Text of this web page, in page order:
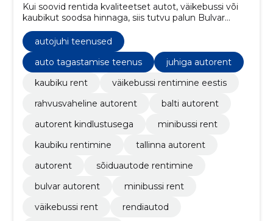
Kui soovid rentida kvaliteetset autot, väikebussi või
kaubikut soodsa hinnaga, siis tutvu palun Bulvar
www.bulvar.ee
autojuhi teenused
auto tagastamise teenus
juhiga autorent
kaubiku rent
väikebussi rentimine eestis
rahvusvaheline autorent
balti autorent
autorent kindlustusega
minibussi rent
kaubiku rentimine
tallinna autorent
autorent
sõiduautode rentimine
bulvar autorent
minibussi rent
väikebussi rent
rendiautod